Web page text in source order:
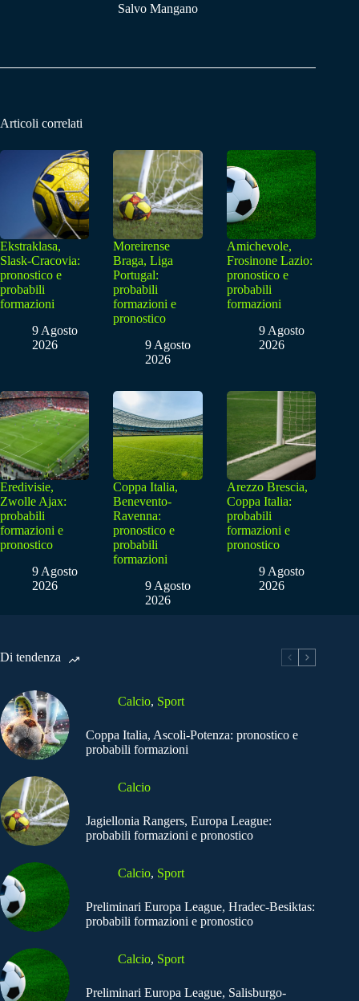
Salvo Mangano
Articoli correlati
Ekstraklasa,
Slask-Cracovia:
pronostico e
probabili
formazioni
9 Agosto
2026
Moreirense
Braga, Liga
Portugal:
probabili
formazioni e
pronostico
9 Agosto
2026
Amichevole,
Frosinone Lazio:
pronostico e
probabili
formazioni
9 Agosto
2026
Eredivisie,
Zwolle Ajax:
probabili
formazioni e
pronostico
9 Agosto
2026
Coppa Italia,
Benevento-
Ravenna:
pronostico e
probabili
formazioni
9 Agosto
2026
Arezzo Brescia,
Coppa Italia:
probabili
formazioni e
pronostico
9 Agosto
2026
Di tendenza
Calcio, Sport
Coppa Italia, Ascoli-Potenza: pronostico e
probabili formazioni
Calcio
Jagiellonia Rangers, Europa League:
probabili formazioni e pronostico
Calcio, Sport
Preliminari Europa League, Hradec-Besiktas:
probabili formazioni e pronostico
Calcio, Sport
Preliminari Europa League, Salisburgo-